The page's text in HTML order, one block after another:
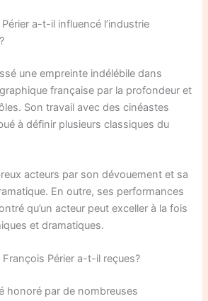
a-t-il influencé l’industrie
une empreinte indélébile dans
française par la profondeur et
Son travail avec des cinéastes
à définir plusieurs classiques du
acteurs par son dévouement et sa
En outre, ses performances
qu’un acteur peut exceller à la fois
et dramatiques.
Périer a-t-il reçues?
honoré par de nombreuses